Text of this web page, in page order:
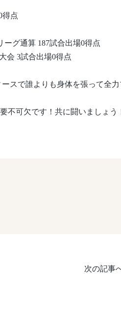
得点
グ通算 187試合出場0得点
会 3試合出場0得点
スで誰よりも身体を張って全力
不可欠です！共に闘いましょう
次の記事